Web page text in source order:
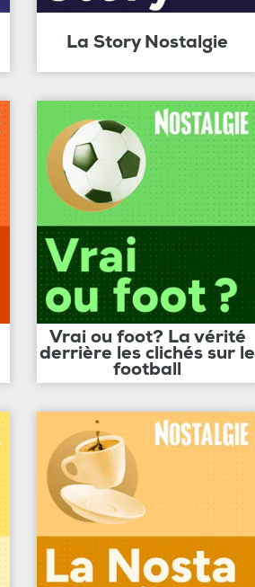
La Story Nostalgie
Vrai ou foot? La vérité
derrière les clichés sur le
football